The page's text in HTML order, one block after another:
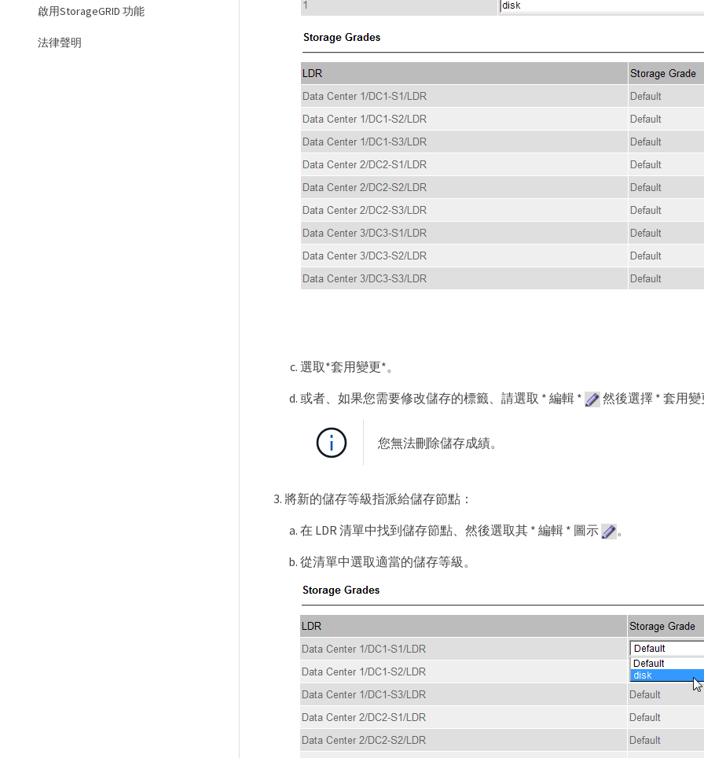
啟用StorageGRID 功能
法律聲明
選取*套用變更*。
或者、如果您需要修改儲存的標籤、請選取 * 編輯 *
然後選擇 * 套用變
您無法刪除儲存成績。
將新的儲存等級指派給儲存節點：
在 LDR 清單中找到儲存節點、然後選取其 * 編輯 * 圖示
。
從清單中選取適當的儲存等級。